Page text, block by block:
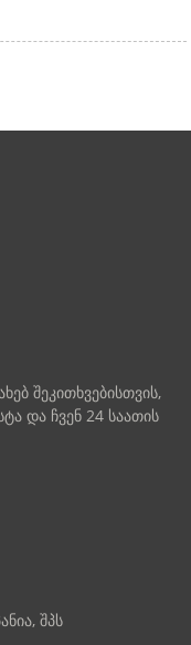
შეკითხვებისთვის,
და ჩვენ 24 საათის
შპს